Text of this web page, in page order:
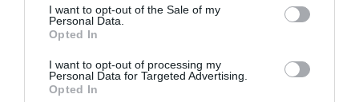
I want to opt-out of the Sale of my
Personal Data.
Opted In
I want to opt-out of processing my
Personal Data for Targeted Advertising.
Opted In